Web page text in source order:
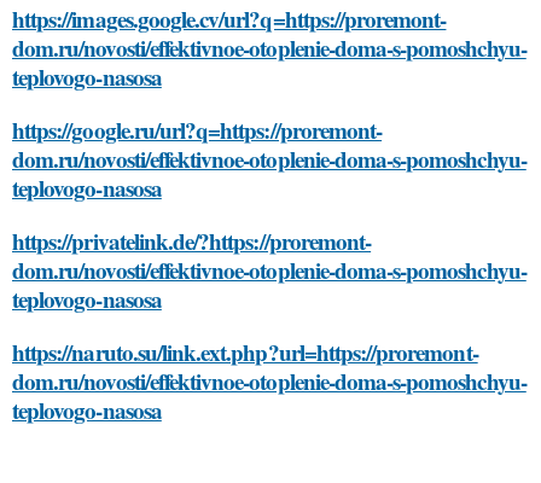
https://images.google.cv/url?q=https://proremont-
dom.ru/novosti/effektivnoe-otoplenie-doma-s-pomoshchyu-
teplovogo-nasosa
https://google.ru/url?q=https://proremont-
dom.ru/novosti/effektivnoe-otoplenie-doma-s-pomoshchyu-
teplovogo-nasosa
https://privatelink.de/?https://proremont-
dom.ru/novosti/effektivnoe-otoplenie-doma-s-pomoshchyu-
teplovogo-nasosa
https://naruto.su/link.ext.php?url=https://proremont-
dom.ru/novosti/effektivnoe-otoplenie-doma-s-pomoshchyu-
teplovogo-nasosa